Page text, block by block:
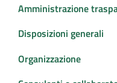
Amministrazione
Disposizioni generali
Organizzazione